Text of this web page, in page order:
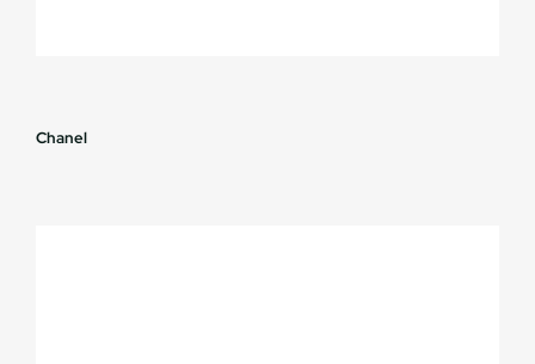
Chanel